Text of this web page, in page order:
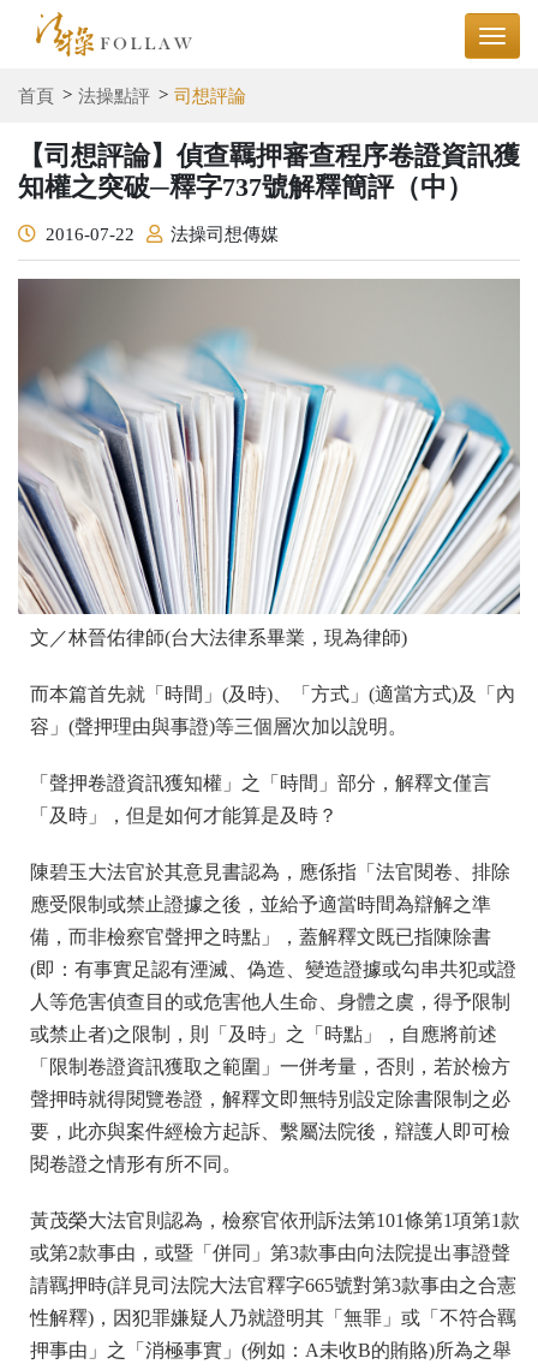
首頁 法操點評 司想評論
【司想評論】偵查羈押審查程序卷證資訊獲
知權之突破─釋字737號解釋簡評（中）
2016-07-22 法操司想傳媒
文／林晉佑律師(台大法律系畢業，現為律師)
而本篇首先就「時間」(及時)、「方式」(適當方式)及「內
容」(聲押理由與事證)等三個層次加以說明。
「聲押卷證資訊獲知權」之「時間」部分，解釋文僅言
「及時」，但是如何才能算是及時？
陳碧玉大法官於其意見書認為，應係指「法官閱卷、排除
應受限制或禁止證據之後，並給予適當時間為辯解之準
備，而非檢察官聲押之時點」，蓋解釋文既已指陳除書
(即：有事實足認有湮滅、偽造、變造證據或勾串共犯或證
人等危害偵查目的或危害他人生命、身體之虞，得予限制
或禁止者)之限制，則「及時」之「時點」，自應將前述
「限制卷證資訊獲取之範圍」一併考量，否則，若於檢方
聲押時就得閱覽卷證，解釋文即無特別設定除書限制之必
要，此亦與案件經檢方起訴、繫屬法院後，辯護人即可檢
閱卷證之情形有所不同。
黃茂榮大法官則認為，檢察官依刑訴法第101條第1項第1款
或第2款事由，或暨「併同」第3款事由向法院提出事證聲
請羈押時(詳見司法院大法官釋字665號對第3款事由之合憲
性解釋)，因犯罪嫌疑人乃就證明其「無罪」或「不符合羈
押事由」之「消極事實」(例如：A未收B的賄賂)所為之舉